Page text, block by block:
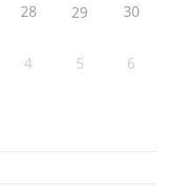
28 29 30
4 5 6